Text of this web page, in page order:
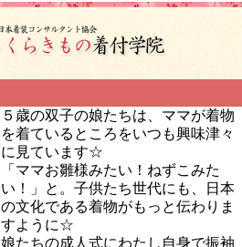
５歳の双子の娘たちは、ママが着物
を着ているところをいつも興味津々
に見ています☆
「ママお雛様みたい！ねずこみた
い！」と。子供たち世代にも、日本
の文化である着物がもっと伝わりま
すように☆
娘たちの成人式にわたし自身で振袖